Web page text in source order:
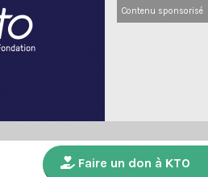
Contenu sponsorisé
Faire un don à KTO